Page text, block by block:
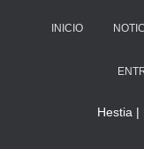
INICIO
Hestia |